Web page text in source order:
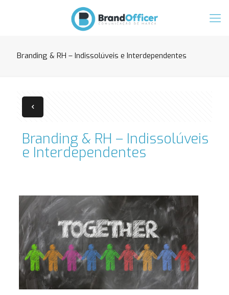
Branding & RH – Indissolúveis e Interdependentes
Branding & RH – Indissolúveis
e Interdependentes